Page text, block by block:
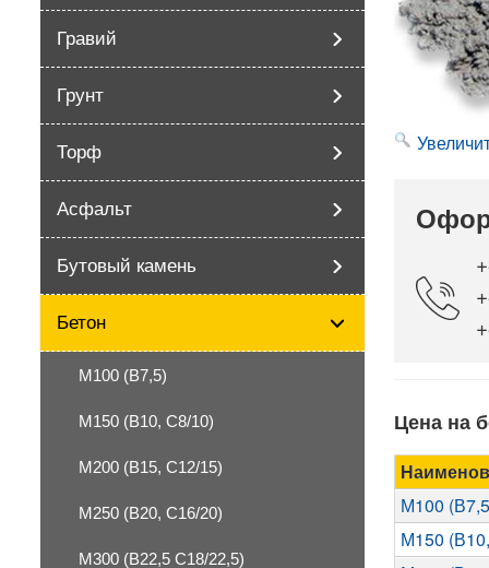
Гравий
Грунт
Торф
Асфальт
Бутовый камень
Бетон
М100 (В7,5)
М150 (В10, С8/10)
М200 (В15, С12/15)
М250 (В20, С16/20)
М300 (В22,5 С18/22,5)
Цена на
М100
М150